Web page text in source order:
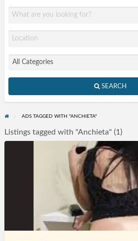
SEARCH
ADS TAGGED WITH "ANCHIETA"
Listings tagged with "Anchieta" (1)
Acompanhantes